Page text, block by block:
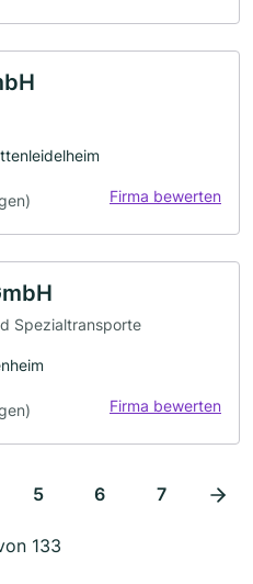
Firma bewerten
Spezialtransporte
Firma bewerten
5 6 7
133